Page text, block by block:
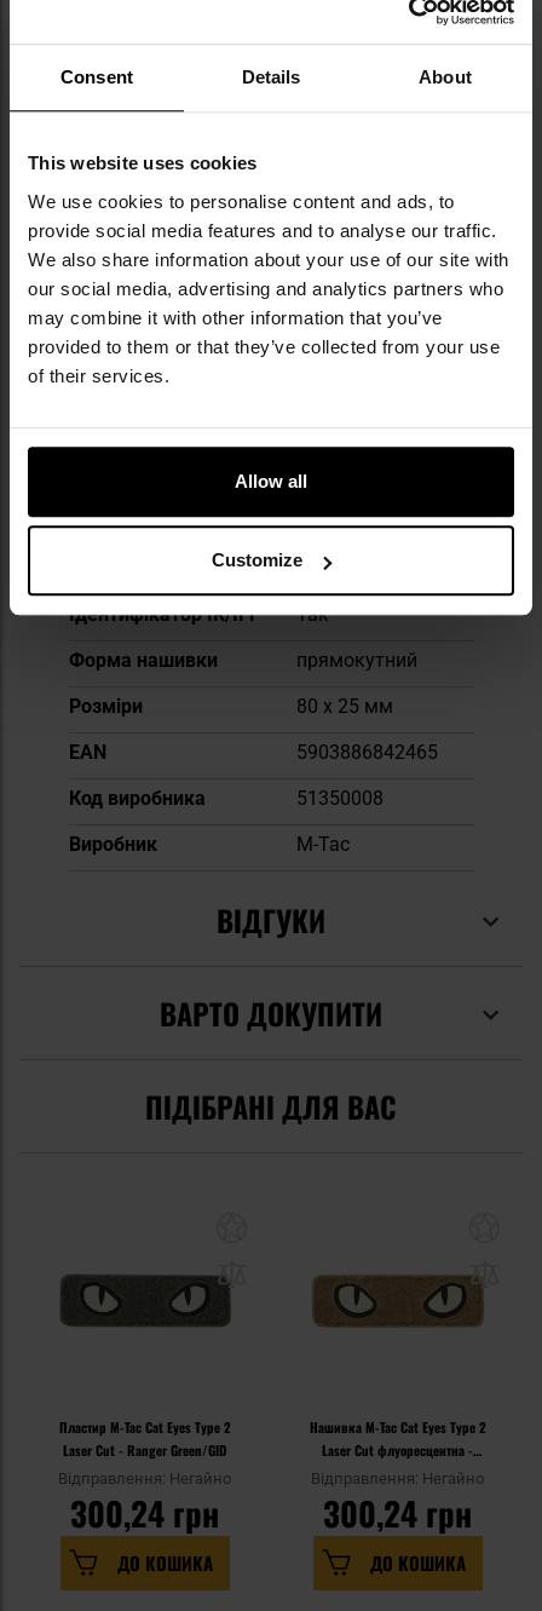
Consent Details About
This website uses cookies
We use cookies to personalise content and ads, to
provide social media features and to analyse our traffic.
We also share information about your use of our site with
our social media, advertising and analytics partners who
may combine it with other information that you’ve
provided to them or that they’ve collected from your use
of their services.
Allow all
Customize
розроблені, щоб відповідати вимогам
екстремальних умов — їх тестували в
використовуються найкращі матеріали
MultiCam Pattern® чи Cordura®. Бренд
вирізняється своєю популярністю серед
українських силових структур, а також
серед активних поціновувачів аутдору в
усьому світі.
Докладніше
Виготовлення
Laser Cut
липучка
Ідентифікатор IR/IFF
Так
Форма нашивки
прямокутний
Розміри
80 x 25 мм
EAN
5903886842465
Код виробника
51350008
Виробник
M-Tac
ВІДГУКИ
ВАРТО ДОКУПИТИ
ПІДІБРАНІ ДЛЯ ВАС
Пластир M-Tac Cat Eyes Type 2
Laser Cut - Ranger Green/GID
Відправлення: Негайно
300,24 грн
ДО КОШИКА
Нашивка M-Tac Cat Eyes Type 2
Laser Cut флуоресцентна -
Coyote
Відправлення: Негайно
300,24 грн
ДО КОШИКА